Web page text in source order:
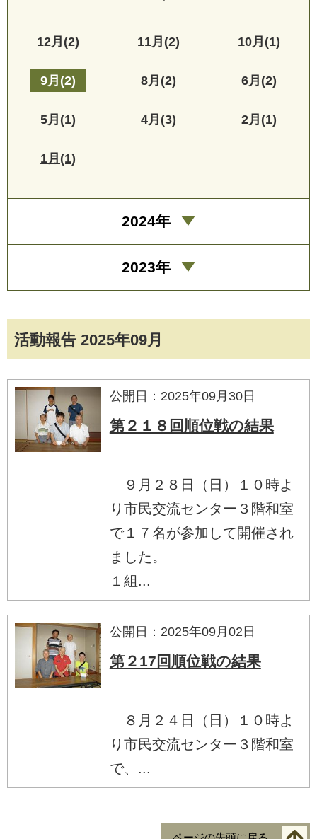
活動報告 2025年09月
公開日：2025年09月30日
第２１８回順位戦の結果
９月２８日（日）１０時よ
り市民交流センター３階和室
で１７名が参加して開催され
ました。
１組...
公開日：2025年09月02日
第２17回順位戦の結果
８月２４日（日）１０時よ
り市民交流センター３階和室
で、...
12月(2) 11月(2) 10月(1)
9月(2) 8月(2) 6月(2)
5月(1) 4月(3) 2月(1)
1月(1)
2024年
2023年